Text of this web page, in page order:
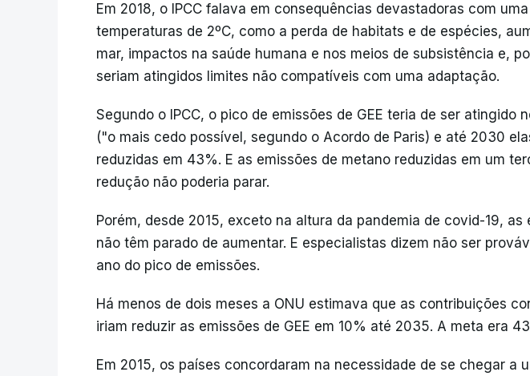
Em 2018, o IPCC falava em consequências devastadoras com
temperaturas de 2ºC, como a perda de habitats e de espécies,
mar, impactos na saúde humana e nos meios de subsistência e,
seriam atingidos limites não compatíveis com uma adaptação.
Segundo o IPCC, o pico de emissões de GEE teria de ser atingido
("o mais cedo possível, segundo o Acordo de Paris) e até 2030
reduzidas em 43%. E as emissões de metano reduzidas em um
redução não poderia parar.
Porém, desde 2015, exceto na altura da pandemia de covid-19, as
não têm parado de aumentar. E especialistas dizem não ser
ano do pico de emissões.
Há menos de dois meses a ONU estimava que as contribuições
iriam reduzir as emissões de GEE em 10% até 2035. A meta era
Em 2015, os países concordaram na necessidade de se chegar a